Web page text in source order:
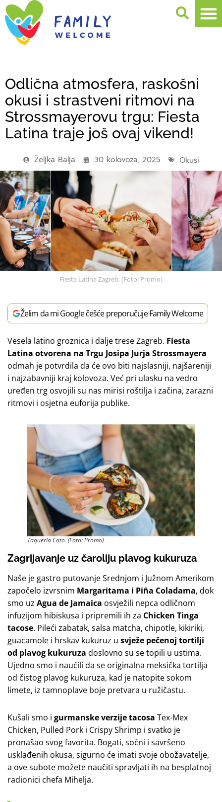
Odlična atmosfera, raskošni
okusi i strastveni ritmovi na
Strossmayerovu trgu: Fiesta
Latina traje još ovaj vikend!
Željka Balja 30 kolovoza, 2025 Okusi
Fiesta Latina Zagreb. (Foto: Promo)
Želim da mi Google češće preporučuje Family Welcome
Vesela latino groznica i dalje trese Zagreb. Fiesta
Latina otvorena na Trgu Josipa Jurja Strossmayera
odmah je potvrdila da će ovo biti najslasniji, najšareniji
i najzabavniji kraj kolovoza. Već pri ulasku na vedro
uređen trg osvojili su nas mirisi roštilja i začina, zarazni
ritmovi i osjetna euforija publike.
Taqueria Cato. (Foto: Promo)
Zagrijavanje uz čaroliju plavog kukuruza
Naše je gastro putovanje Srednjom i Južnom Amerikom
započelo izvrsnim Margaritama i Piña Coladama, dok
smo uz Agua de Jamaica osvježili nepca odličnom
infuzijom hibiskusa i pripremili ih za Chicken Tinga
tacose. Pileći zabatak, salsa matcha, chipotle, kikiriki,
guacamole i hrskav kukuruz u svježe pečenoj tortilji
od plavog kukuruza doslovno su se topili u ustima.
Ujedno smo i naučili da se originalna meksička tortilja
od čistog plavog kukuruza, kad je natopite sokom
limete, iz tamnoplave boje pretvara u ružičastu.
Kušali smo i gurmanske verzije tacosa Tex-Mex
Chicken, Pulled Pork i Crispy Shrimp i svatko je
pronašao svog favorita. Bogati, sočni i savršeno
usklađenih okusa, sigurno će imati svoje obožavatelje,
a ove subote možete naučiti spravljati ih na besplatnoj
radionici chefa Mihelja.